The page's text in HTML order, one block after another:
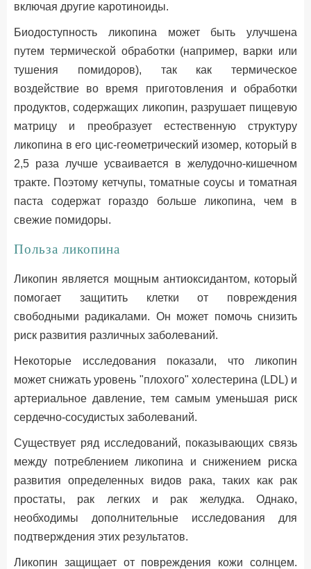
включая другие каротиноиды.
Биодоступность ликопина может быть улучшена
путем термической обработки (например, варки или
тушения помидоров), так как термическое
воздействие во время приготовления и обработки
продуктов, содержащих ликопин, разрушает пищевую
матрицу и преобразует естественную структуру
ликопина в его цис-геометрический изомер, который в
2,5 раза лучше усваивается в желудочно-кишечном
тракте. Поэтому кетчупы, томатные соусы и томатная
паста содержат гораздо больше ликопина, чем в
свежие помидоры.
Польза ликопина
Ликопин является мощным антиоксидантом, который
помогает защитить клетки от повреждения
свободными радикалами. Он может помочь снизить
риск развития различных заболеваний.
Некоторые исследования показали, что ликопин
может снижать уровень "плохого" холестерина (LDL) и
артериальное давление, тем самым уменьшая риск
сердечно-сосудистых заболеваний.
Существует ряд исследований, показывающих связь
между потреблением ликопина и снижением риска
развития определенных видов рака, таких как рак
простаты, рак легких и рак желудка. Однако,
необходимы дополнительные исследования для
подтверждения этих результатов.
Ликопин защищает от повреждения кожи солнцем.